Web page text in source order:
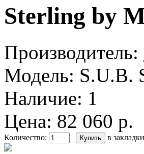
Sterling by
Производитель:
Модель: S.U.B.
Наличие: 1
Цена: 82 060 р.
Количество: в закладки